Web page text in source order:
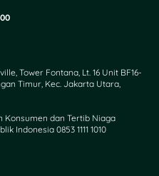
Tower Fontana, Lt. 16 Unit BF16-
Timur, Kec. Jakarta Utara,
dan Tertib Niaga
Indonesia 0853 1111 1010